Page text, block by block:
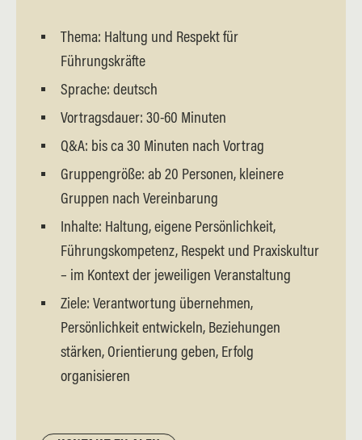
Thema: Haltung und Respekt für
Führungskräfte
Sprache: deutsch
Vortragsdauer: 30-60 Minuten
Q&A: bis ca 30 Minuten nach Vortrag
Gruppengröße: ab 20 Personen, kleinere
Gruppen nach Vereinbarung
Inhalte: Haltung, eigene Persönlichkeit,
Führungskompetenz, Respekt und Praxiskultur
– im Kontext der jeweiligen Veranstaltung
Ziele: Verantwortung übernehmen,
Persönlichkeit entwickeln, Beziehungen
stärken, Orientierung geben, Erfolg
organisieren